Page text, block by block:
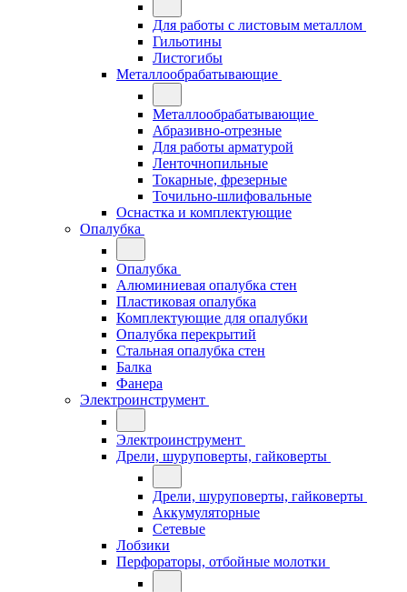
Для работы с листовым металлом
Гильотины
Листогибы
Металлообрабатывающие
Металлообрабатывающие
Абразивно-отрезные
Для работы арматурой
Ленточнопильные
Токарные, фрезерные
Точильно-шлифовальные
Оснастка и комплектующие
Опалубка
Опалубка
Алюминиевая опалубка стен
Пластиковая опалубка
Комплектующие для опалубки
Опалубка перекрытий
Стальная опалубка стен
Балка
Фанера
Электроинструмент
Электроинструмент
Дрели, шуруповерты, гайковерты
Дрели, шуруповерты, гайковерты
Аккумуляторные
Сетевые
Лобзики
Перфораторы, отбойные молотки